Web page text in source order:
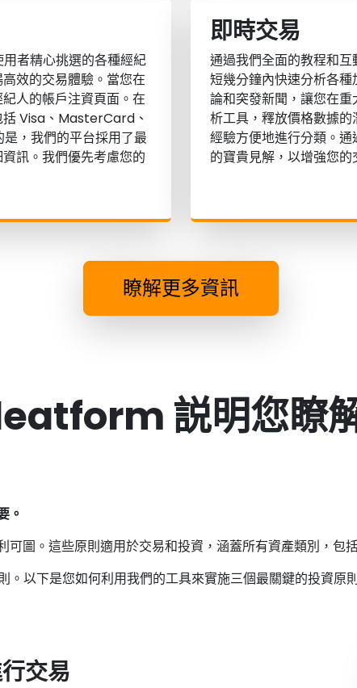
者精心挑選的各種經紀
效的交易體驗。當您在
人的帳戶注資頁面。在
括 Visa、MasterCard、
，我們的平台採用了最
訊。我們優先考慮您的
即時交易
通過我們全面的教程和
短幾分鐘內快速分析各
論和突發新聞，讓您在
析工具，釋放價格數據
經驗方便地進行分類。
的寶貴見解，以增強您的
瞭解更多資訊
説明您瞭
。
圖。這些原則適用於交易和投資，涵蓋所有資產類別，包
以下是您如何利用我們的工具來實施三個最關鍵的投資原
交易